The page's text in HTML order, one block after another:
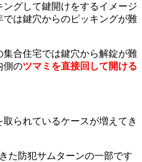
グして鍵開けをするイメージ
は鍵穴からのピッキングが難
合住宅では鍵穴から解錠が難
側のツマミ を直接回して開ける
られているケースが増えてき
た防犯サムターンの一部です